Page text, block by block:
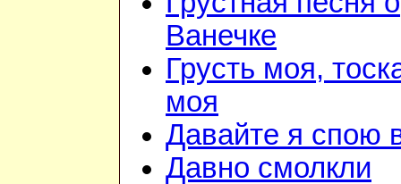
Ванечке
Грусть моя,
моя
Давайте я спою
Давно смолкли